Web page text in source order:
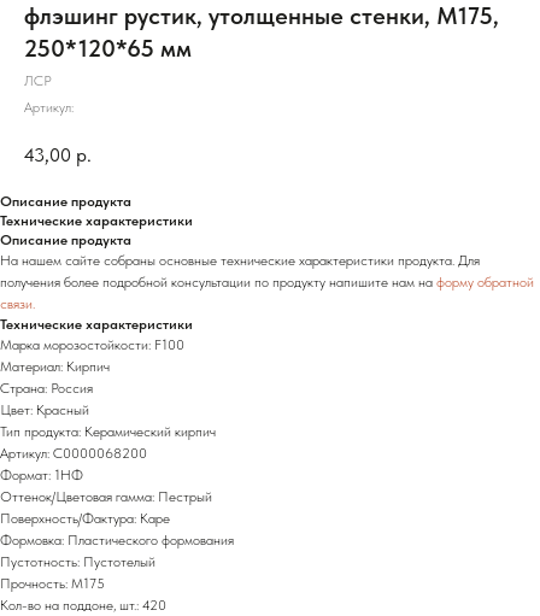
флэшинг рустик, утолщенные стенки, М175,
250*120*65 мм
ЛСР
Артикул:
43,00 р.
Описание продукта
Технические характеристики
Описание продукта
На нашем сайте собраны основные технические характеристики продукта. Для
получения более подробной консультации по продукту напишите нам на форму обратной
связи.
Технические характеристики
Марка морозостойкости: F100
Материал: Кирпич
Страна: Россия
Цвет: Красный
Тип продукта: Керамический кирпич
Артикул: С0000068200
Формат: 1НФ
Оттенок/Цветовая гамма: Пестрый
Поверхность/Фактура: Каре
Формовка: Пластического формования
Пустотность: Пустотелый
Прочность: М175
Кол-во на поддоне, шт.: 420